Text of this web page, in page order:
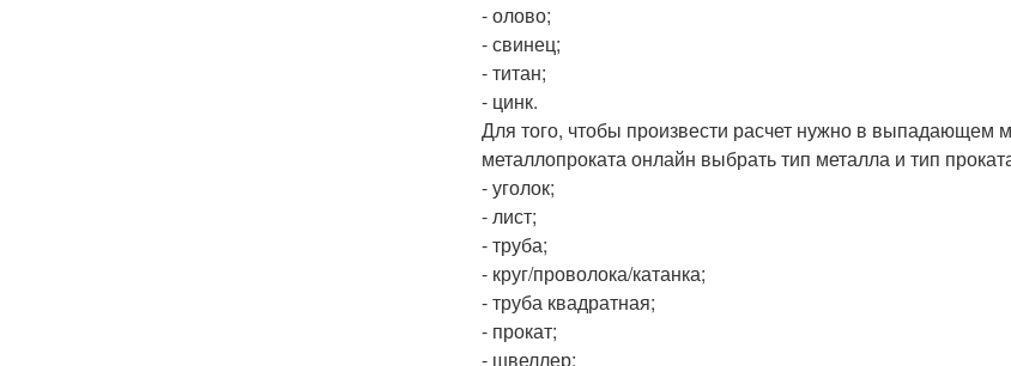
- олово;
- свинец;
- титан;
- цинк.
Для того, чтобы произвести расчет нужно в выпадающем
металлопроката онлайн выбрать тип металла и тип
- уголок;
- лист;
- труба;
- круг/проволока/катанка;
- труба квадратная;
- прокат;
- швеллер;